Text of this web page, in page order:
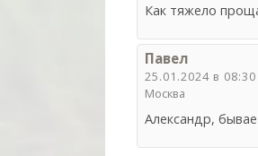
Как тяжело
Павел
25.01.2024 в 08:30
Москва
Александр,